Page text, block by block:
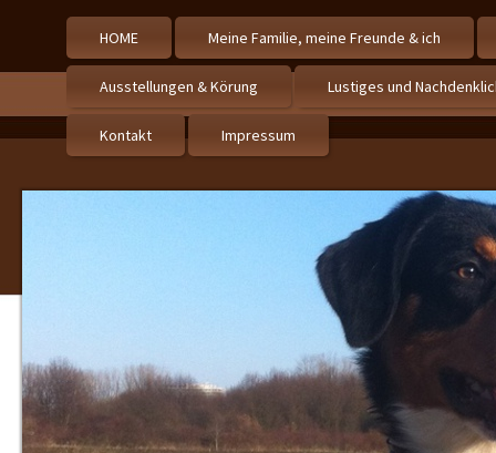
HOME Meine Familie, meine Freunde & ich
Ausstellungen & Körung Lustiges und
Kontakt Impressum